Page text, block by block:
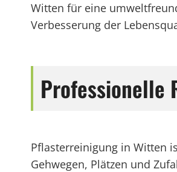
Witten für eine
Verbesserung der
Professionelle
Pflasterreinigung in Witten
Gehwegen, Plätzen und